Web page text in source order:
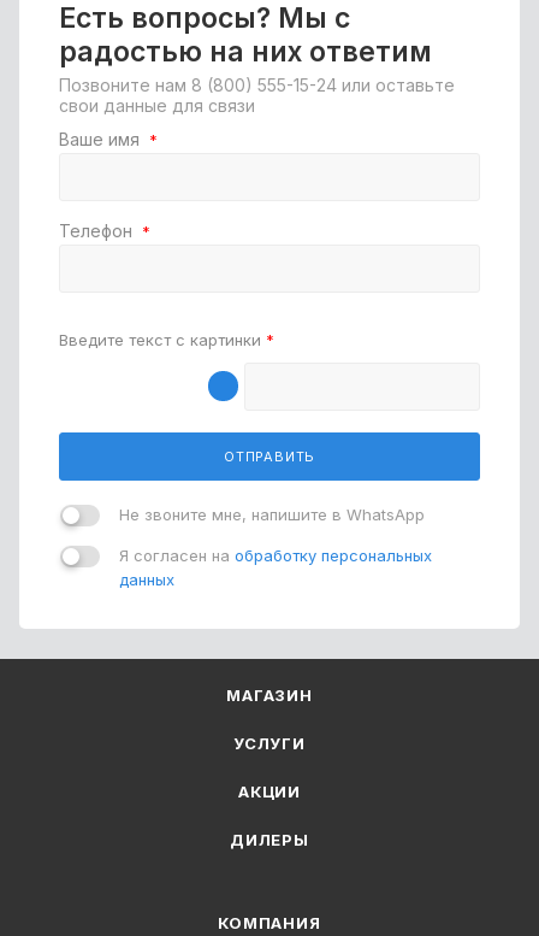
Есть вопросы? Мы с
радостью на них ответим
Позвоните нам 8 (800) 555-15-24 или оставьте
свои данные для связи
Ваше имя
*
Телефон *
Введите текст с картинки *
ОТПРАВИТЬ
Не звоните мне, напишите в WhatsApp
Я согласен на обработку персональных
данных
МАГАЗИН
УСЛУГИ
АКЦИИ
ДИЛЕРЫ
КОМПАНИЯ